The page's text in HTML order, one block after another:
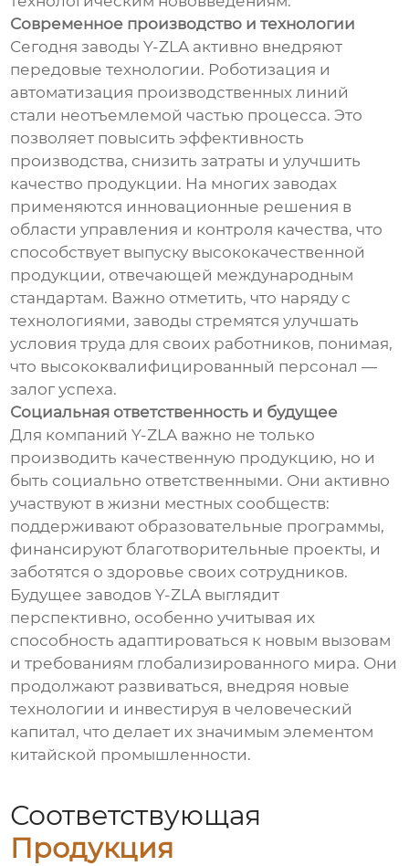
Современное производство и технологии
Сегодня заводы Y-ZLA активно внедряют
передовые технологии. Роботизация и
автоматизация производственных линий
стали неотъемлемой частью процесса. Это
позволяет повысить эффективность
производства, снизить затраты и улучшить
качество продукции. На многих заводах
применяются инновационные решения в
области управления и контроля качества, что
способствует выпуску высококачественной
продукции, отвечающей международным
стандартам. Важно отметить, что наряду с
технологиями, заводы стремятся улучшать
условия труда для своих работников, понимая,
что высококвалифицированный персонал —
залог успеха.
Социальная ответственность и будущее
Для компаний Y-ZLA важно не только
производить качественную продукцию, но и
быть социально ответственными. Они активно
участвуют в жизни местных сообществ:
поддерживают образовательные программы,
финансируют благотворительные проекты, и
заботятся о здоровье своих сотрудников.
Будущее заводов Y-ZLA выглядит
перспективно, особенно учитывая их
способность адаптироваться к новым вызовам
и требованиям глобализированного мира. Они
продолжают развиваться, внедряя новые
технологии и инвестируя в человеческий
капитал, что делает их значимым элементом
китайской промышленности.
Соответствующая
Продукция